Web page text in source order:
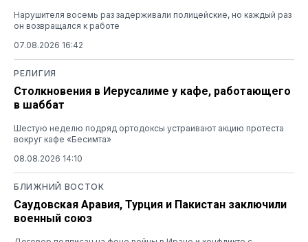
Нарушителя восемь раз задерживали полицейские, но каждый раз
он возвращался к работе
07.08.2026 16:42
РЕЛИГИЯ
Столкновения в Иерусалиме у кафе, работающего
в шаббат
Шестую неделю подряд ортодоксы устраивают акцию протеста
вокруг кафе «Бесимта»
08.08.2026 14:10
БЛИЖНИЙ ВОСТОК
Саудовская Аравия, Турция и Пакистан заключили
военный союз